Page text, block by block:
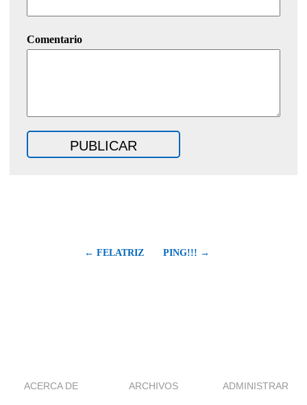
Comentario
← FELATRIZ PING!!! →
ACERCA DE ARCHIVOS ADMINISTRAR